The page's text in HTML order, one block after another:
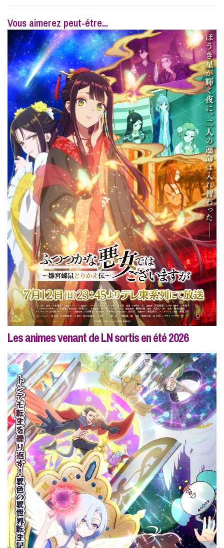
Vous aimerez peut-étre...
Les animes venant de LN sortis en été 2026